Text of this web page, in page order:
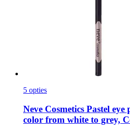
5 opties
Neve Cosmetics Pastel eye
color from white to grey,